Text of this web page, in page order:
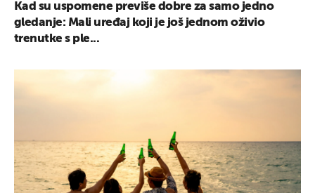
Kad su uspomene previše dobre za samo jedno
gledanje: Mali uređaj koji je još jednom oživio
trenutke s ple...